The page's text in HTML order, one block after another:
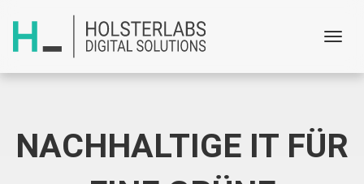
Menu
NACHHALTIGE IT FÜR